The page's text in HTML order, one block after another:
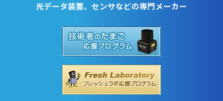
光データ装置、センサなどの専門メーカー